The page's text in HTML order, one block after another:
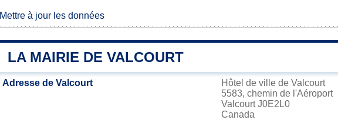
Mettre à jour les données
LA MAIRIE DE VALCOURT
Adresse de Valcourt
Hôtel de ville de Valcourt
5583, chemin de l'Aéroport
Valcourt J0E2L0
Canada